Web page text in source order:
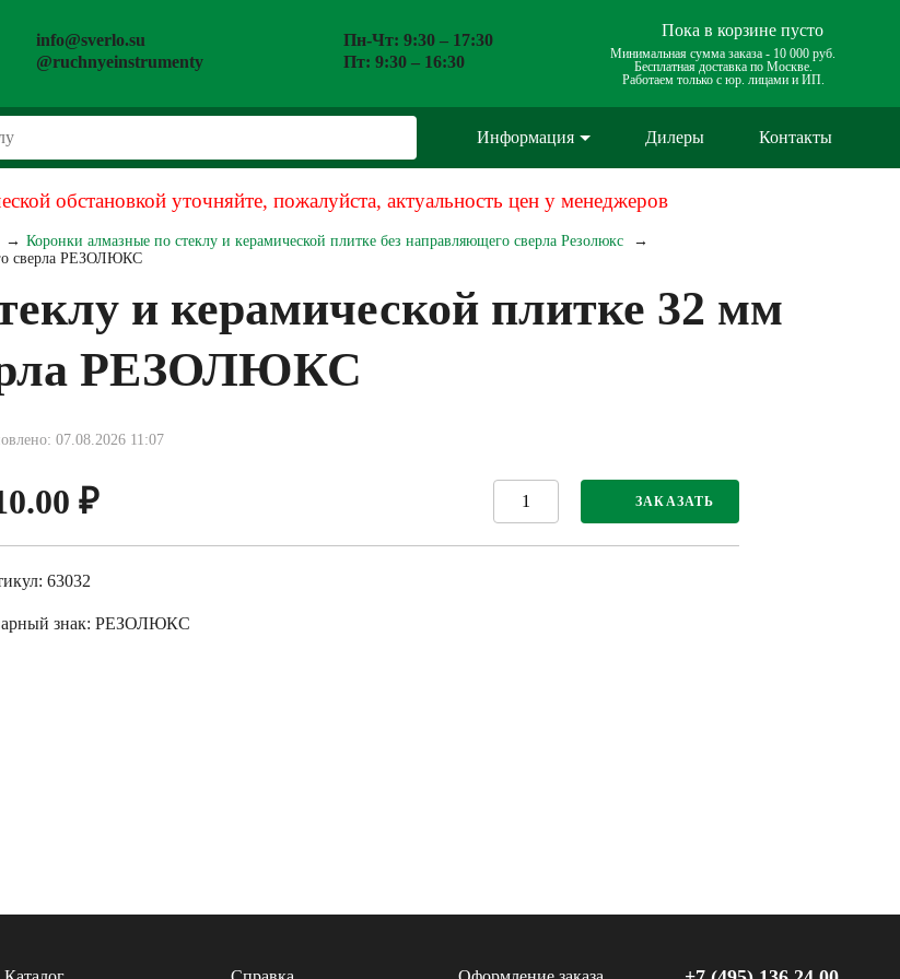
info@sverlo.su
@ruchnyeinstrumenty
Пн-Чт: 9:30 – 17:30
Пт: 9:30 – 16:30
Пока в корзине пусто
Минимальная сумма заказа - 10 000 руб.
Бесплатная доставка по Москве.
Работаем только с юр. лицами и ИП.
Информация Дилеры Контакты
обстановкой уточняйте, пожалуйста, актуальность цен у менеджеров
Коронки алмазные по стеклу и керамической плитке без направляющего сверла Резолюкс
сверла РЕЗОЛЮКС
и керамической плитке 32 мм
РЕЗОЛЮКС
07.08.2026 11:07
₽ ЗАКАЗАТЬ
63032
знак: РЕЗОЛЮКС